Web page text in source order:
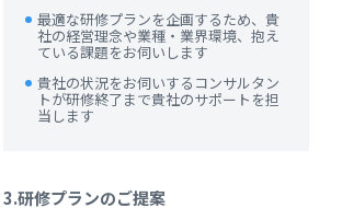
最適な研修プランを企画するため、貴
社の経営理念や業種・業界環境、抱え
ている課題をお伺いします
貴社の状況をお伺いするコンサルタン
トが研修終了まで貴社のサポートを担
当します
3.研修プランのご提案